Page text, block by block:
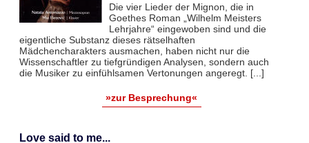
Die vier Lieder der Mignon, die in
Goethes Roman „Wilhelm Meisters
Lehrjahre“ eingewoben sind und die
eigentliche Substanz dieses rätselhaften
Mädchencharakters ausmachen, haben nicht nur die
Wissenschaftler zu tiefgründigen Analysen, sondern auch
die Musiker zu einfühlsamen Vertonungen angeregt. [...]
»zur Besprechung«
Love said to me...